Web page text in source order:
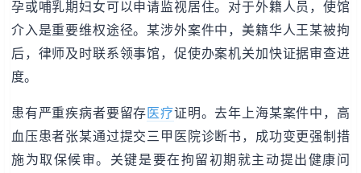
孕或哺乳期妇女可以申请监视居住。对于外籍人员，使馆
介入是重要维权途径。某涉外案件中，美籍华人王某被拘
后，律师及时联系领事馆，促使办案机关加快证据审查进
度。
患有严重疾病者要留存医疗证明。去年上海某案件中，高
血压患者张某通过提交三甲医院诊断书，成功变更强制措
施为取保候审。关键是要在拘留初期就主动提出健康问